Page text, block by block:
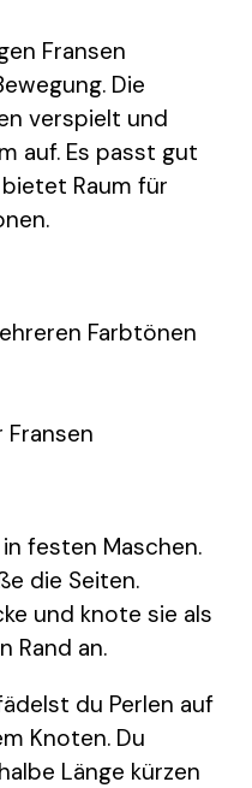
Fransen
Die
verspielt und
auf. Es passt gut
Raum für
Farbtönen
Fransen
festen Maschen.
die Seiten.
und knote sie als
Rand an.
du Perlen auf
Knoten. Du
Länge kürzen